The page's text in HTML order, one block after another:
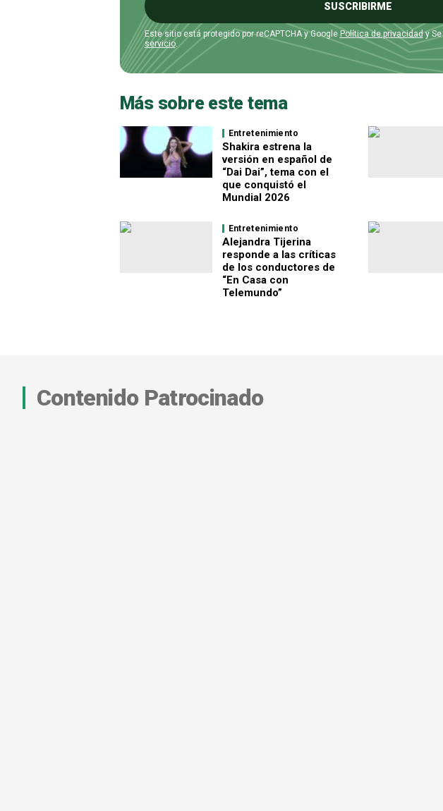
SUSCRIBIRME
Este sitio está protegido por reCAPTCHA y Google Política de privacidady Se
servicio.
Más sobre este tema
Entretenimiento
Shakira estrena la
versión en español de
“Dai Dai”, tema con el
que conquistó el
Mundial 2026
Entretenimiento
Alejandra Tijerina
responde a las críticas
de los conductores de
“En Casa con
Telemundo”
Contenido Patrocinado